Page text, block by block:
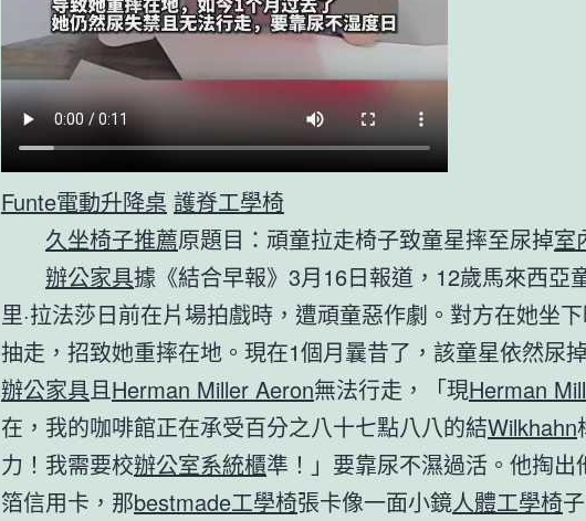
Funte電動升降桌 護脊工學椅
久坐椅子推薦原題目：頑童拉走椅子致童星摔至尿掉室
辦公家具據《結合早報》3月16日報道，12歲馬來西亞
里·拉法莎日前在片場拍戲時，遭頑童惡作劇。對方在她坐
抽走，招致她重摔在地。現在1個月曩昔了，該童星依然尿
辦公家具且Herman Miller Aeron無法行走，「現Herman
在，我的咖啡館正在承受百分之八十七點八八的結Wilkhahn
力！我需要校辦公室系統櫃準！」要靠尿不濕過活。他掏出
箔信用卡，那bestmade工學椅張卡像一面小鏡人體工學椅